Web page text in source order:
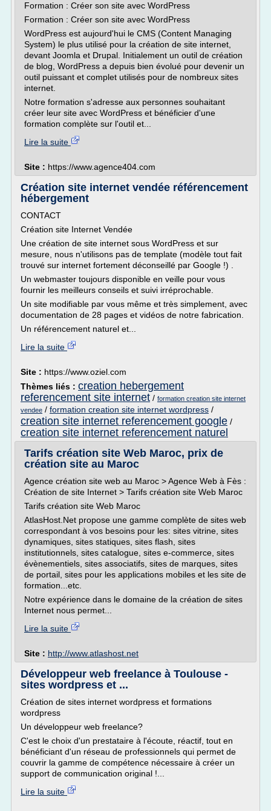
Formation : Créer son site avec WordPress
Formation : Créer son site avec WordPress
WordPress est aujourd'hui le CMS (Content Managing
System) le plus utilisé pour la création de site internet,
devant Joomla et Drupal. Initialement un outil de création
de blog, WordPress a depuis bien évolué pour devenir un
outil puissant et complet utilisés pour de nombreux sites
internet.
Notre formation s'adresse aux personnes souhaitant
créer leur site avec WordPress et bénéficier d'une
formation complète sur l'outil et...
Lire la suite
Site : https://www.agence404.com
Création site internet vendée référencement
hébergement
CONTACT
Création site Internet Vendée
Une création de site internet sous WordPress et sur
mesure, nous n'utilisons pas de template (modèle tout fait
trouvé sur internet fortement déconseillé par Google !) .
Un webmaster toujours disponible en veille pour vous
fournir les meilleurs conseils et suivi irréprochable.
Un site modifiable par vous même et très simplement, avec
documentation de 28 pages et vidéos de notre fabrication.
Un référencement naturel et...
Lire la suite
Site : https://www.oziel.com
Thèmes liés : creation hebergement
referencement site internet / formation creation site internet
vendee / formation creation site internet wordpress /
creation site internet referencement google /
creation site internet referencement naturel
Tarifs création site Web Maroc, prix de
création site au Maroc
Agence création site web au Maroc > Agence Web à Fès :
Création de site Internet > Tarifs création site Web Maroc
Tarifs création site Web Maroc
AtlasHost.Net propose une gamme complète de sites web
correspondant à vos besoins pour les: sites vitrine, sites
dynamiques, sites statiques, sites flash, sites
institutionnels, sites catalogue, sites e-commerce, sites
évènementiels, sites associatifs, sites de marques, sites
de portail, sites pour les applications mobiles et les site de
formation...etc.
Notre expérience dans le domaine de la création de sites
Internet nous permet...
Lire la suite
Site : http://www.atlashost.net
Développeur web freelance à Toulouse -
sites wordpress et ...
Création de sites internet wordpress et formations
wordpress
Un développeur web freelance?
C'est le choix d'un prestataire à l'écoute, réactif, tout en
bénéficiant d'un réseau de professionnels qui permet de
couvrir la gamme de compétence nécessaire à créer un
support de communication original !...
Lire la suite